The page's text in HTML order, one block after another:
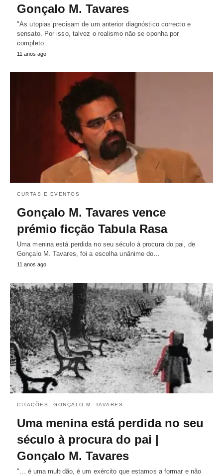
Gonçalo M. Tavares
"As utopias precisam de um anterior diagnóstico correcto e
sensato. Por isso, talvez o realismo não se oponha por
completo…
11 anos ago
CURTAS E EVENTOS
Gonçalo M. Tavares vence
prémio ficção Tabula Rasa
Uma menina está perdida no seu século à procura do pai, de
Gonçalo M. Tavares, foi a escolha unânime do…
11 anos ago
CITAÇÕES GONÇALO M. TAVARES
Uma menina está perdida no seu
século à procura do pai |
Gonçalo M. Tavares
"... é uma multidão, é um exército que estamos a formar e não